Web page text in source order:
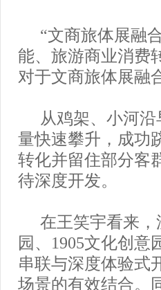
“文商旅体展融
能、旅游商业消费
对于文商旅体展融
从鸡架、小河
量快速攀升，成功
转化并留住部分客
待深度开发。
在王笑宇看来
园、1905文化创意
串联与深度体验式
场景的有效结合。